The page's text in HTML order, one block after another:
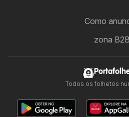
Como
zona B2B
Todos os folhetos